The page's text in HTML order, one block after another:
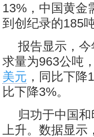
13%，中国黄金
到创纪录的185
报告显示，
求量为963公吨
美元 ，同比下
比下降3%。
归功于中国
上升。数据显